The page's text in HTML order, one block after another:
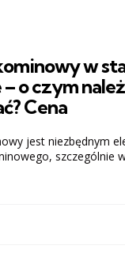
w
o czym
Cena
jest niezbędnym
szczególnie